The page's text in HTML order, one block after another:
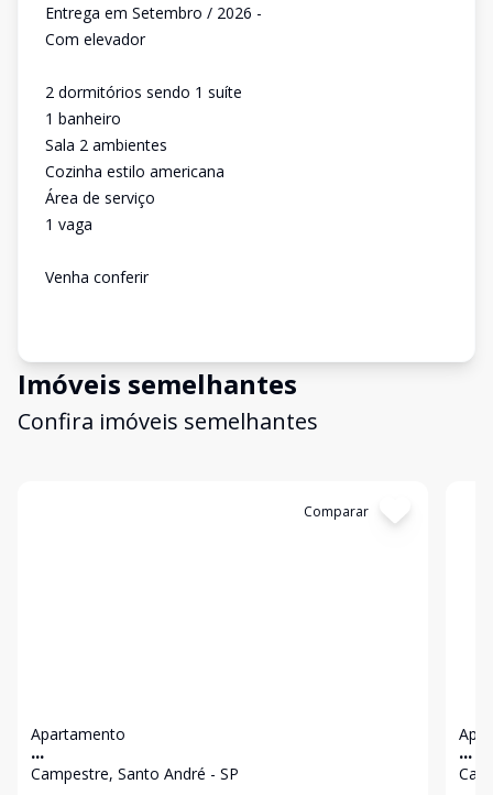
Entrega em Setembro / 2026 -
Com elevador
2 dormitórios sendo 1 suíte
1 banheiro
Sala 2 ambientes
Cozinha estilo americana
Área de serviço
1 vaga
Venha conferir
Imóveis semelhantes
Confira imóveis semelhantes
Comparar
Apartamento
...
Campestre, Santo André - SP
...